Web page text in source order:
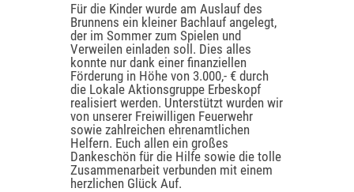
Für die Kinder wurde am Auslauf des
Brunnens ein kleiner Bachlauf angelegt,
der im Sommer zum Spielen und
Verweilen einladen soll. Dies alles
konnte nur dank einer finanziellen
Förderung in Höhe von 3.000,- € durch
die Lokale Aktionsgruppe Erbeskopf
realisiert werden. Unterstützt wurden wir
von unserer Freiwilligen Feuerwehr
sowie zahlreichen ehrenamtlichen
Helfern. Euch allen ein großes
Dankeschön für die Hilfe sowie die tolle
Zusammenarbeit verbunden mit einem
herzlichen Glück Auf.